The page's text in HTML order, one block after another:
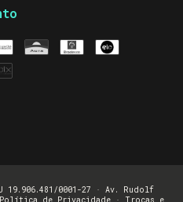
19.906.481/0001-27 · Av. Rudolf